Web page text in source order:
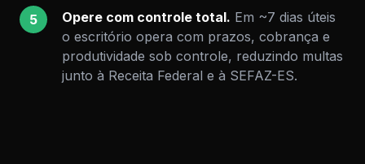
5 Opere com controle total. Em ~7 dias úteis
o escritório opera com prazos, cobrança e
produtividade sob controle, reduzindo multas
junto à Receita Federal e à SEFAZ-ES.